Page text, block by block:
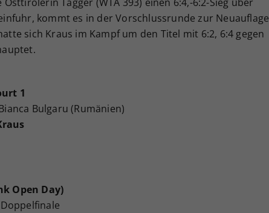
kommt es in der Vorschlussrunde zur Neuauflage
sich Kraus im Kampf um den Titel mit 6:2, 6:4 gegen
1
Bulgaru (Rumänien)
Open Day)